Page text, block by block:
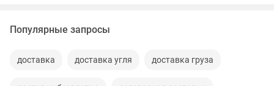
Популярные запросы
доставка доставка угля доставка груза